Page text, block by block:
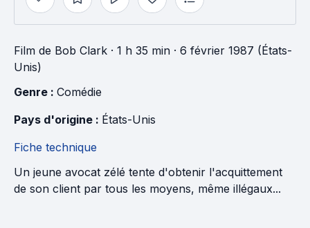
Film de Bob Clark · 1 h 35 min · 6 février 1987 (États-
Unis)
Genre : Comédie
Pays d'origine : États-Unis
Fiche technique
Un jeune avocat zélé tente d'obtenir l'acquittement
de son client par tous les moyens, même illégaux...